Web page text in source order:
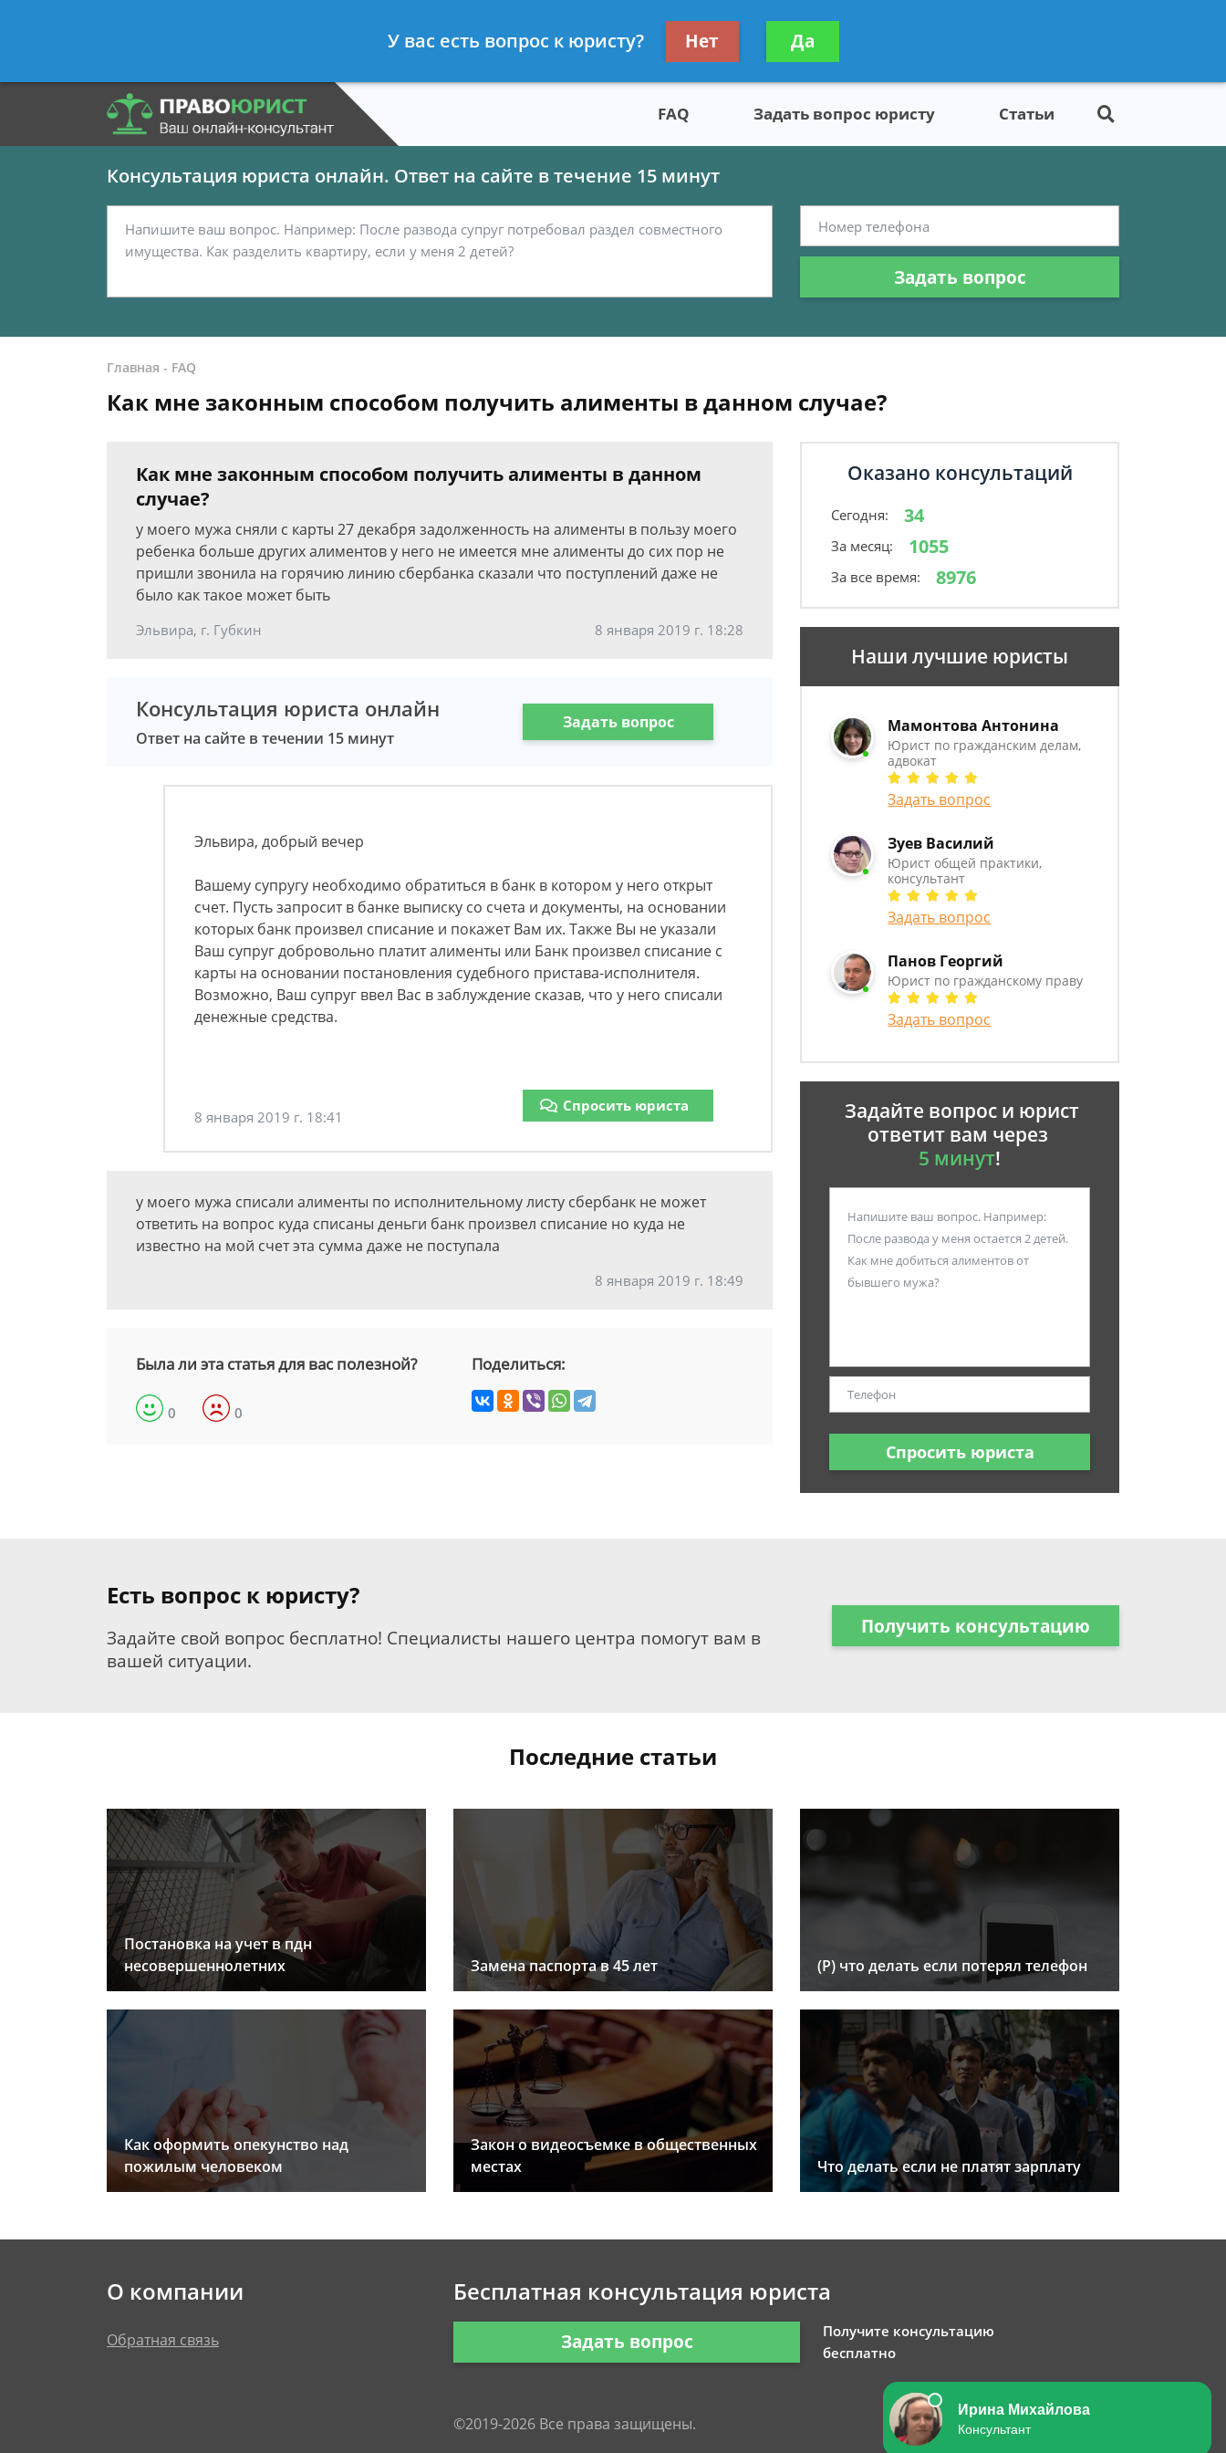
- Юрист по гражданскому праву
Получите консультацию
бесплатно
FAQ Задать вопрос юристу Статьи
Консультация юриста онлайн. Ответ на сайте в течение 15 минут
Задать вопрос
Главная - FAQ
Как мне законным способом получить алименты в данном случае?
Как мне законным способом получить алименты в данном
случае?
у моего мужа сняли с карты 27 декабря задолженность на алименты в пользу моего
ребенка больше других алиментов у него не имеется мне алименты до сих пор не
пришли звонила на горячию линию сбербанка сказали что поступлений даже не
было как такое может быть
Эльвира, г. Губкин 8 января 2019 г. 18:28
Консультация юриста онлайн
Ответ на сайте в течении 15 минут
Задать вопрос
Эльвира, добрый вечер
Вашему супругу необходимо обратиться в банк в котором у него открыт
счет. Пусть запросит в банке выписку со счета и документы, на основании
которых банк произвел списание и покажет Вам их. Также Вы не указали
Ваш супруг добровольно платит алименты или Банк произвел списание с
карты на основании постановления судебного пристава-исполнителя.
Возможно, Ваш супруг ввел Вас в заблуждение сказав, что у него списали
денежные средства.
8 января 2019 г. 18:41
Спросить юриста
у моего мужа списали алименты по исполнительному листу сбербанк не может
ответить на вопрос куда списаны деньги банк произвел списание но куда не
известно на мой счет эта сумма даже не поступала
8 января 2019 г. 18:49
Была ли эта статья для вас полезной?
0 0
Поделиться:
Оказано консультаций
Сегодня: 34
За месяц: 1055
За все время: 8976
Наши лучшие юристы
Мамонтова Антонина
Юрист по гражданским делам,
адвокат
Задать вопрос
Зуев Василий
Юрист общей практики,
консультант
Задать вопрос
Панов Георгий
Юрист по гражданскому праву
Задать вопрос
Задайте вопрос и юрист
ответит вам через
5 минут!
Спросить юриста
Есть вопрос к юристу?
Задайте свой вопрос бесплатно! Специалисты нашего центра помогут вам в
вашей ситуации.
Получить консультацию
Последние статьи
Постановка на учет в пдн
несовершеннолетних
Замена паспорта в 45 лет (Р) что делать если потерял телефон
Как оформить опекунство над
пожилым человеком
Закон о видеосъемке в общественных
местах
Что делать если не платят зарплату
О компании
Обратная связь
Бесплатная консультация юриста
Задать вопрос
Получите консультацию
бесплатно
©2019-2026 Все права защищены.
У вас есть вопрос к юристу? Нет Да